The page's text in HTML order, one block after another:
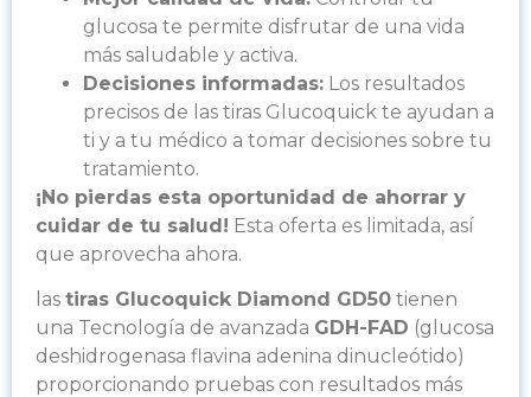
glucosa te permite disfrutar de una vida
más saludable y activa.
Decisiones informadas: Los resultados
precisos de las tiras Glucoquick te ayudan a
ti y a tu médico a tomar decisiones sobre tu
tratamiento.
¡No pierdas esta oportunidad de ahorrar y
cuidar de tu salud! Esta oferta es limitada, así
que aprovecha ahora.
las tiras Glucoquick Diamond GD50 tienen
una Tecnología de avanzada GDH-FAD (glucosa
deshidrogenasa flavina adenina dinucleótido)
proporcionando pruebas con resultados más